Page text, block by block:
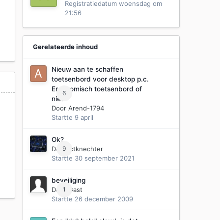
Registratiedatum woensdag om
21:56
Gerelateerde inhoud
6
Nieuw aan te schaffen
toetsenbord voor desktop p.c.
Ergonomisch toetsenbord of
niet?
Door Arend-1794
Startte 9 april
9
Ok?
Door
ictknechter
Startte 30 september 2021
1
beveiliging
Door Gast
Startte 26 december 2009